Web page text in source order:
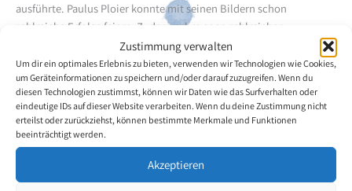
Zustimmung verwalten
Um dir ein optimales Erlebnis zu bieten, verwenden wir Technologien wie Cookies,
um Geräteinformationen zu speichern und/oder darauf zuzugreifen. Wenn du
diesen Technologien zustimmst, können wir Daten wie das Surfverhalten oder
eindeutige IDs auf dieser Website verarbeiten. Wenn du deine Zustimmung nicht
erteilst oder zurückziehst, können bestimmte Merkmale und Funktionen
beeinträchtigt werden.
Akzeptieren
ausführte. Paulus Ploier konnte mit seinen Bildern schon
zahlreiche Erfolge feiern. Zudem nahm er an zahlreichen
Ausstellungen im In- und Ausland teil, welche auch die Medien auf
den Künstler aufmerksam machten.
Zurück zur Künstlerübersicht